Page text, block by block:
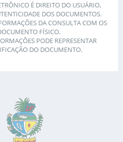
É DIREITO DO USUÁRIO,
DOS DOCUMENTOS.
DA CONSULTA COM OS
FÍSICO.
PODE REPRESENTAR
DO DOCUMENTO.